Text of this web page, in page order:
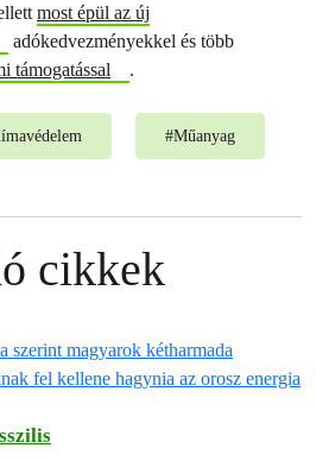
most épül az új
adókedvezményekkel és több
támogatással .
#Műanyag
cikkek